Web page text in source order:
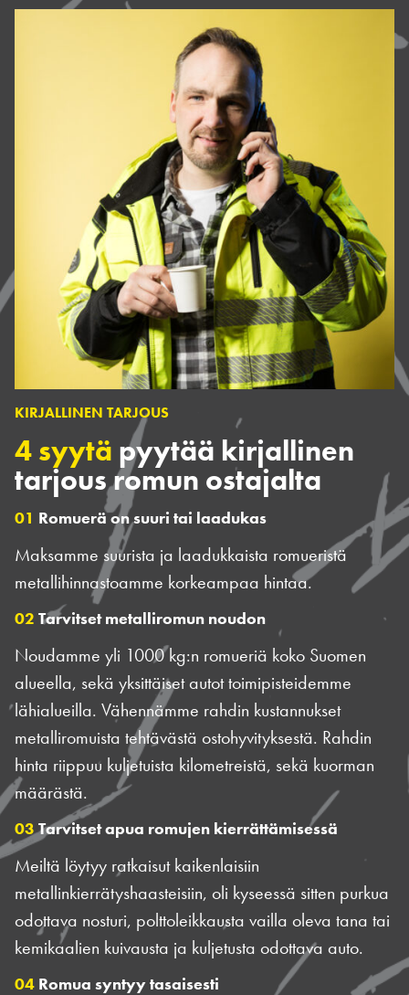
KIRJALLINEN TARJOUS
4 syytä pyytää kirjallinen
tarjous romun ostajalta
01 Romuerä on suuri tai laadukas
Maksamme suurista ja laadukkaista romueristä
metallihinnastoamme korkeampaa hintaa.
02 Tarvitset metalliromun noudon
Noudamme yli 1000 kg:n romueriä koko Suomen
alueella, sekä yksittäiset autot toimipisteidemme
lähialueilla. Vähennämme rahdin kustannukset
metalliromuista tehtävästä ostohyvityksestä. Rahdin
hinta riippuu kuljetuista kilometreistä, sekä kuorman
määrästä.
03Tarvitset apua romujen kierrättämisessä
Meiltä löytyy ratkaisut kaikenlaisiin
metallinkierrätyshaasteisiin, oli kyseessä sitten purkua
odottava nosturi, polttoleikkausta vailla oleva tana tai
kemikaalien kuivausta ja kuljetusta odottava auto.
04 Romua syntyy tasaisesti